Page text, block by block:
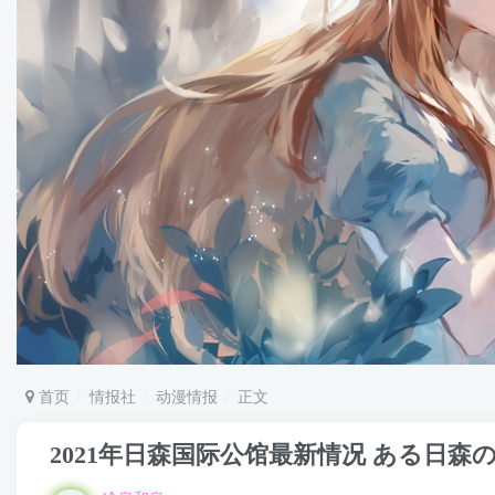
首页 情报社 动漫情报 正文
2021年日森国际公馆最新情况 ある日森